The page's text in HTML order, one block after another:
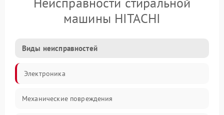
машины HITACHI
Виды неисправностей
Электроника
Механические повреждения